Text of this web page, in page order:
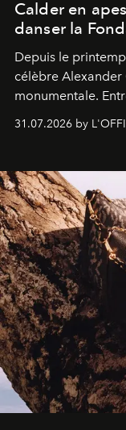
Calder en
danser la
Depuis le
célèbre
monumentale.
américain investit
sculpture.
31.07.2026 by